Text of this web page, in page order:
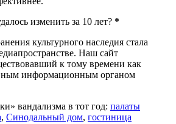
изменить за 10 лет? *
культурного наследия стала
Наш сайт
к тому времени как
информационным органом
вандализма в тот год: палаты
, Синодальный дом, гостиница